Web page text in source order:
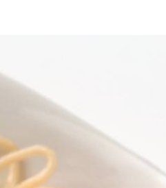
ketjap en de helft van de